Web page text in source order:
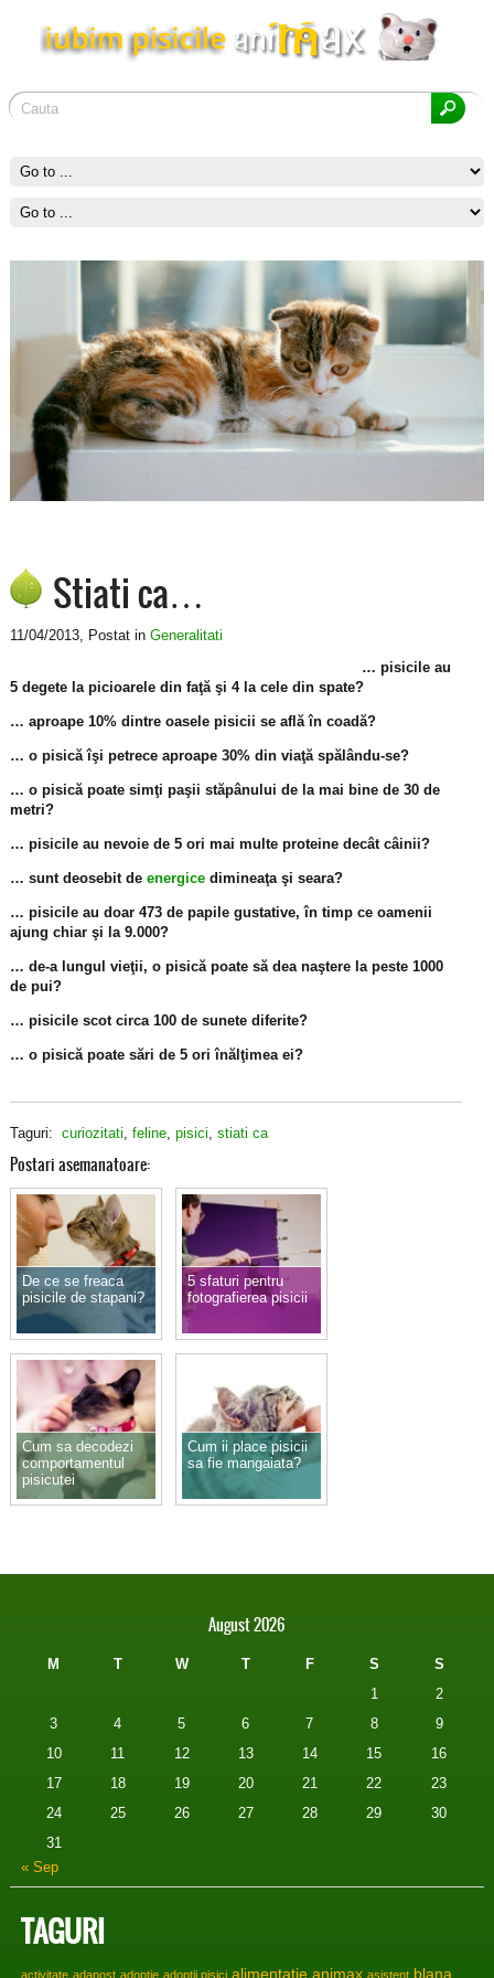
Stiati ca…
11/04/2013, Postat in Generalitati
… pisicile au
5 degete la picioarele din faţă şi 4 la cele din spate?
… aproape 10% dintre oasele pisicii se află în coadă?
… o pisică îşi petrece aproape 30% din viaţă spălându-se?
… o pisică poate simţi paşii stăpânului de la mai bine de 30 de
metri?
… pisicile au nevoie de 5 ori mai multe proteine decât câinii?
… sunt deosebit de energicedimineaţa şi seara?
… pisicile au doar 473 de papile gustative, în timp ce oamenii
ajung chiar şi la 9.000?
… de-a lungul vieţii, o pisică poate să dea naştere la peste 1000
de pui?
… pisicile scot circa 100 de sunete diferite?
… o pisică poate sări de 5 ori înălţimea ei?
Taguri: curiozitati, feline, pisici, stiati ca
Postari asemanatoare:
De ce se freaca
pisicile de stapani?
5 sfaturi pentru
fotografierea pisicii
Cum sa decodezi
comportamentul
pisicutei
Cum ii place pisicii
sa fie mangaiata?
August 2026
M T W T F S
S
1
2
3
4 5 6 7 8
9
10
11 12 13 14 15
16
17
18 19 20 21 22
23
24
25 26 27 28 29
30
31
« Sep
TAGURI
activitate adapost adoptie adoptii pisici alimentatie animax asistent blana